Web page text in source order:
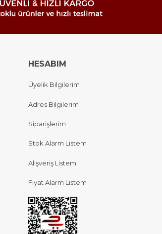
HESABIM
Üyelik Bilgilerim
Adres Bilgilerim
Siparişlerim
Stok Alarm Listem
Alışveriş Listem
Fiyat Alarm Listem